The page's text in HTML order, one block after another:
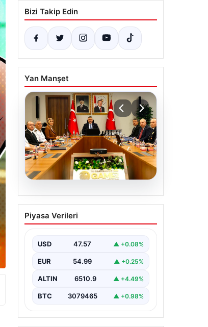
Bizi Takip Edin
Yan Manşet
05.08.2026
Organize suçla
mücadele toplantısı.
Hiçbir suç
yapılanmasına alan
Piyasa Verileri
USD 47.57 ▲ +0.08%
EUR 54.99 ▲ +0.25%
ALTIN 6510.9 ▲ +4.49%
BTC 3079465 ▲ +0.98%